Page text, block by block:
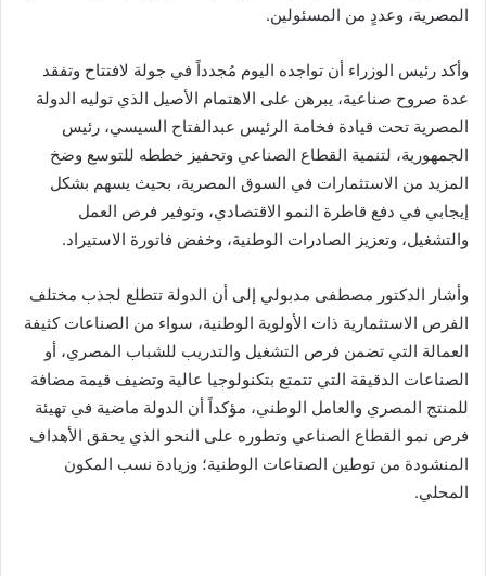
المصرية، وعددٍ من المسئولين.
وأكد رئيس الوزراء أن تواجده اليوم مُجدداً في جولة لافتتاح وتفقد
عدة صروح صناعية، يبرهن على الاهتمام الأصيل الذي توليه الدولة
المصرية تحت قيادة فخامة الرئيس عبدالفتاح السيسي، رئيس
الجمهورية، لتنمية القطاع الصناعي وتحفيز خططه للتوسع وضخ
المزيد من الاستثمارات في السوق المصرية، بحيث يسهم بشكل
إيجابي في دفع قاطرة النمو الاقتصادي، وتوفير فرص العمل
والتشغيل، وتعزيز الصادرات الوطنية، وخفض فاتورة الاستيراد.
وأشار الدكتور مصطفى مدبولي إلى أن الدولة تتطلع لجذب مختلف
الفرص الاستثمارية ذات الأولوية الوطنية، سواء من الصناعات كثيفة
العمالة التي تضمن فرص التشغيل والتدريب للشباب المصري، أو
الصناعات الدقيقة التي تتمتع بتكنولوجيا عالية وتضيف قيمة مضافة
للمنتج المصري والعامل الوطني، مؤكداً أن الدولة ماضية في تهيئة
فرص نمو القطاع الصناعي وتطوره على النحو الذي يحقق الأهداف
المنشودة من توطين الصناعات الوطنية؛ وزيادة نسب المكون
المحلي.